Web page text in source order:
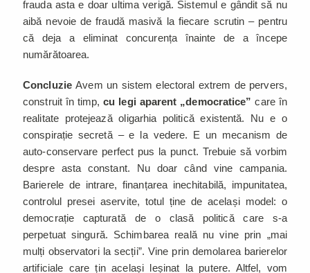
frauda asta e doar ultima verigă. Sistemul e gândit să nu
aibă nevoie de fraudă masivă la fiecare scrutin – pentru
că deja a eliminat concurența înainte de a începe
numărătoarea.
ConcluzieAvem un sistem electoral extrem de pervers,
construit în timp,cu legi aparent „democratice” care în
realitate protejează oligarhia politică existentă. Nu e o
conspirație secretă – e la vedere. E un mecanism de
auto-conservare perfect pus la punct. Trebuie să vorbim
despre asta constant. Nu doar când vine campania.
Barierele de intrare, finanțarea inechitabilă, impunitatea,
controlul presei aservite, totul ține de același model: o
democrație capturată de o clasă politică care s-a
perpetuat singură. Schimbarea reală nu vine prin „mai
mulți observatori la secții”. Vine prin demolarea barierelor
artificiale care țin același leșinat la putere. Altfel, vom